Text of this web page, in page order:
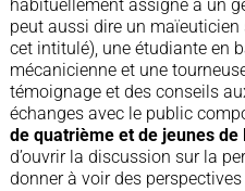
habituellement assigné à un
peut aussi dire un maïeuticien
cet intitulé), une étudiante en
mécanicienne et une
témoignage et des conseils
échanges avec le public
de quatrième et de jeunes
d’ouvrir la discussion sur la
donner à voir des